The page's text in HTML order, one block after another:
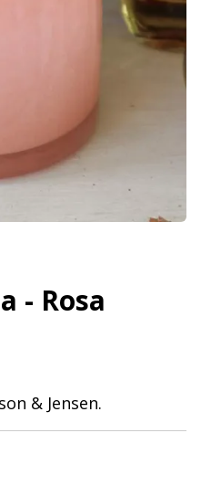
- Rosa
& Jensen.